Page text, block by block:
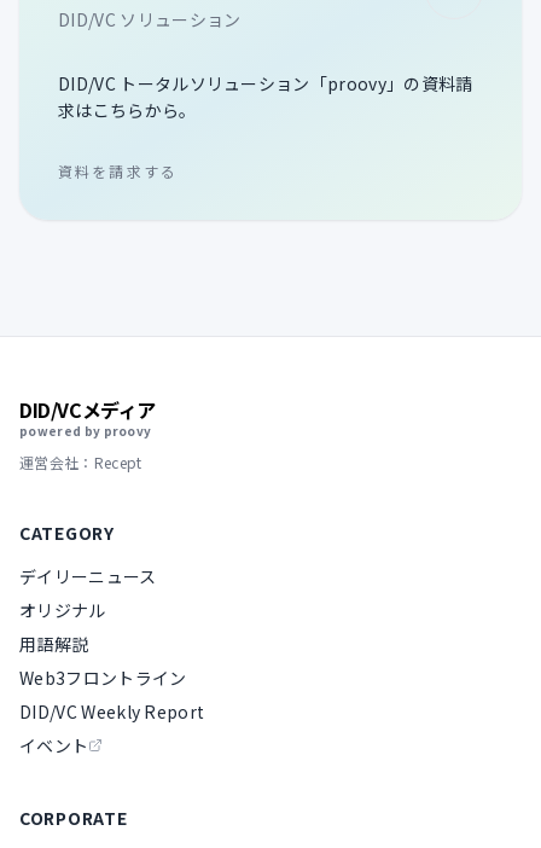
DID/VC ソリューション
DID/VC トータルソリューション「proovy」の資料請
求はこちらから。
資料を請求する
DID/VCメディア
powered by proovy
運営会社：Recept
CATEGORY
デイリーニュース
オリジナル
用語解説
Web3フロントライン
DID/VC Weekly Report
イベント
CORPORATE